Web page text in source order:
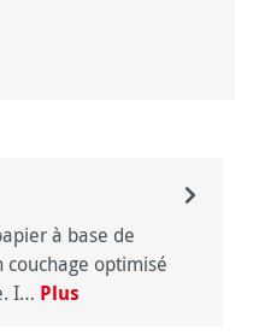
à base de
couchage optimisé
I… Plus